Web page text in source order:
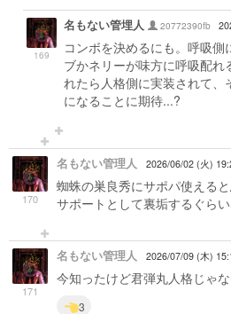
169
名もない管埋人 20772390fb
コンボを決めるにも。呼吸
ブかネリーが味方に呼吸配れ
れたら人格側に実装されて、
になることに期待...?
170
名もない管理人 2026/06/02 (火)
蜘蛛の巣良秀にサポパ使える
サポートとして裏垢するぐら
171
名もない管理人 2026/07/09 (木)
今知ったけど君弾丸人格じゃ
3